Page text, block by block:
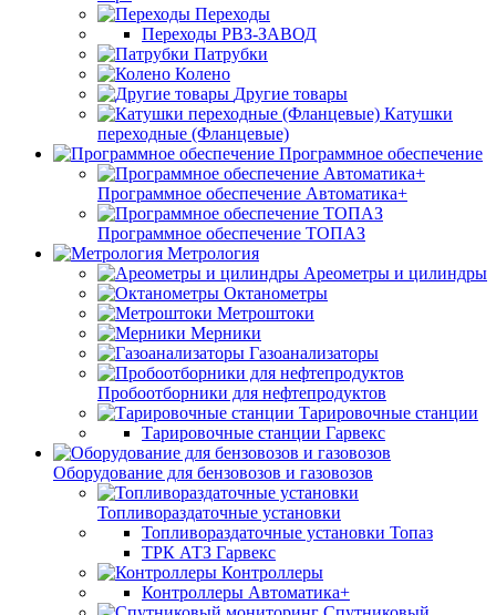
Переходы
Переходы РВЗ-ЗАВОД
Патрубки
Колено
Другие товары
Катушки
переходные (Фланцевые)
Программное обеспечение
Программное обеспечение Автоматика+
Программное обеспечение ТОПАЗ
Метрология
Ареометры и цилиндры
Октанометры
Метроштоки
Мерники
Газоанализаторы
Пробоотборники для нефтепродуктов
Тарировочные станции
Тарировочные станции Гарвекс
Оборудование для бензовозов и газовозов
Топливораздаточные установки
Топливораздаточные установки Топаз
ТРК АТЗ Гарвекс
Контроллеры
Контроллеры Автоматика+